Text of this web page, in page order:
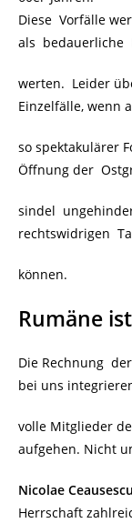
Diese Vorfälle
als bedauerliche
werten. Leider
Einzelfälle, wenn
so spektakulärer
Öffnung der
sindel
rechtswidrigen
können.
Rumäne
Die Rechnung
bei uns
volle Mitglieder
aufgehen. Nicht
Nicolae Ceausescu
Herrschaft